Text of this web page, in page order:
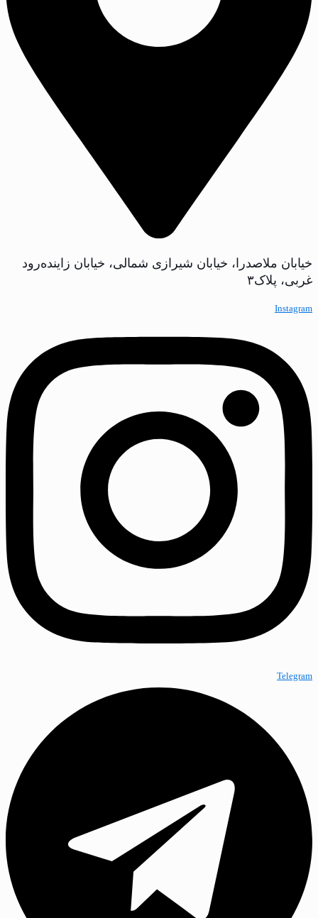
خیابان ملاصدرا، خیابان شیرازی شمالی، خیابان زاینده‌رود
غربی، پلاک‌۳
Instagram
Telegram